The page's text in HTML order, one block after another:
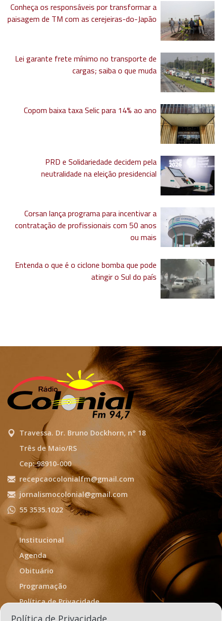
Conheça os responsáveis por transformar a
paisagem de TM com as cerejeiras-do-Japão
Lei garante frete mínimo no transporte de
cargas; saiba o que muda
Copom baixa taxa Selic para 14% ao ano
PRD e Solidariedade decidem pela
neutralidade na eleição presidencial
Corsan lança programa para incentivar a
contratação de profissionais com 50 anos
ou mais
Entenda o que é o ciclone bomba que pode
atingir o Sul do país
Travessa. Dr. Bruno Dockhorn, n° 18
Três de Maio/RS
Cep: 98910-000
recepcaocolonialfm@gmail.com
jornalismocolonial@gmail.com
55 3535.1022
Institucional
Agenda
Obituário
Programação
Política de Privacidade
Termos de Uso
Política de Privacidade